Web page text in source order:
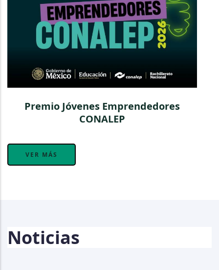
Premio Jóvenes Emprendedores
CONALEP
VER MÁS
Noticias